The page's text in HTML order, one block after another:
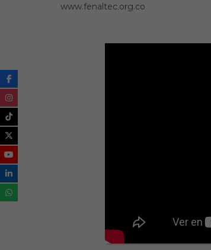
www.fenaltec.org.co